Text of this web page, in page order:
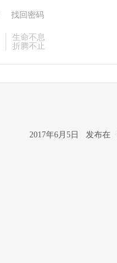
生命不息
折腾不止
找回密码
2017年6月5日 发布在